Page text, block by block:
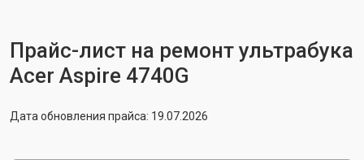
Прайс-лист на ремонт ультрабука
Acer Aspire 4740G
Дата обновления прайса: 19.07.2026